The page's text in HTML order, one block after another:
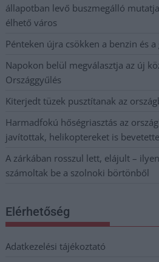
állapotban levő buszmegálló
élhető város
Pénteken újra csökken a benzin és a
Napokon belül megválasztja az új
Országgyűlés
Kiterjedt tüzek pusztítanak az
Harmadfokú hőségriasztás az
javítottak, helikoptereket is
A zárkában rosszul lett, elájult –
számoltak be a szolnoki börtönből
Elérhetőség
Adatkezelési tájékoztató